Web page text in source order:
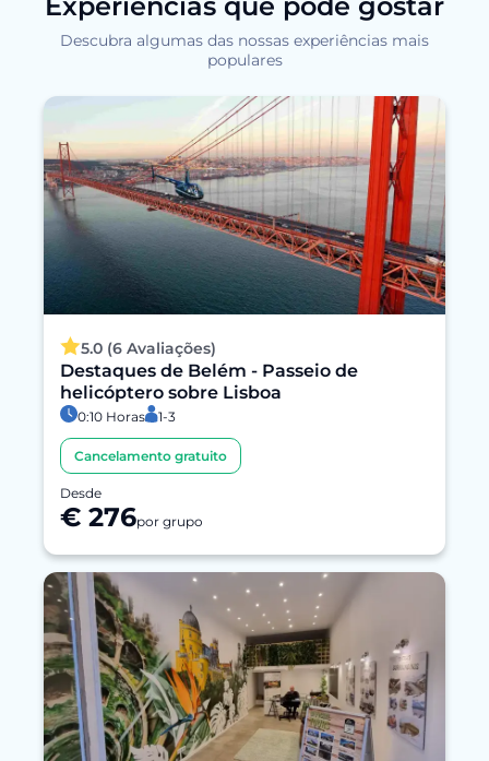
Descubra algumas das nossas experiências mais
populares
5.0 (6 Avaliações)
Destaques de Belém - Passeio de
helicóptero sobre Lisboa
0:10 Horas 1-3
Cancelamento gratuito
Desde
€ 276por grupo